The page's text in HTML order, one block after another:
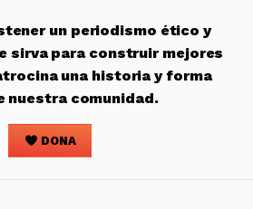
un periodismo ético y
sirva para construir mejores
una historia y forma
nuestra comunidad.
DONA